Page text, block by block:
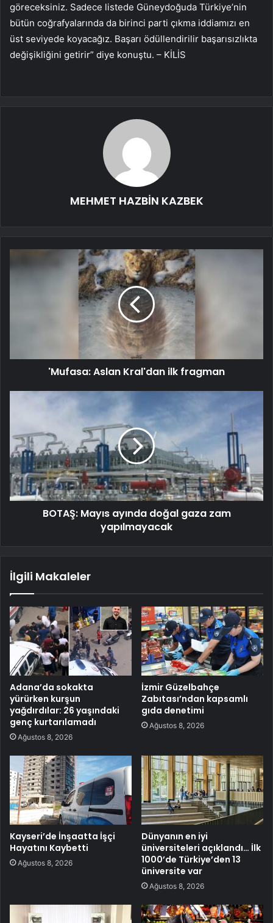
göreceksiniz. Sadece listede Güneydoğuda Türkiye’nin
bütün coğrafyalarında da birinci parti çıkma iddiamızı en
üst seviyede koyacağız. Başarı ödüllendirilir başarısızlıkta
değişikliğini getirir” diye konuştu. – KİLİS
MEHMET HAZBİN KAZBEK
'Mufasa: Aslan Kral'dan ilk fragman
BOTAŞ: Mayıs ayında doğal gaza zam
yapılmayacak
İlgili Makaleler
Adana’da sokakta
yürürken kurşun
yağdırdılar: 26 yaşındaki
genç kurtarılamadı
Ağustos 8, 2026
İzmir Güzelbahçe
Zabıtası’ndan kapsamlı
gıda denetimi
Ağustos 8, 2026
Kayseri’de İnşaatta İşçi
Hayatını Kaybetti
Ağustos 8, 2026
Dünyanın en iyi
üniversiteleri açıklandı… İlk
1000’de Türkiye’den 13
üniversite var
Ağustos 8, 2026